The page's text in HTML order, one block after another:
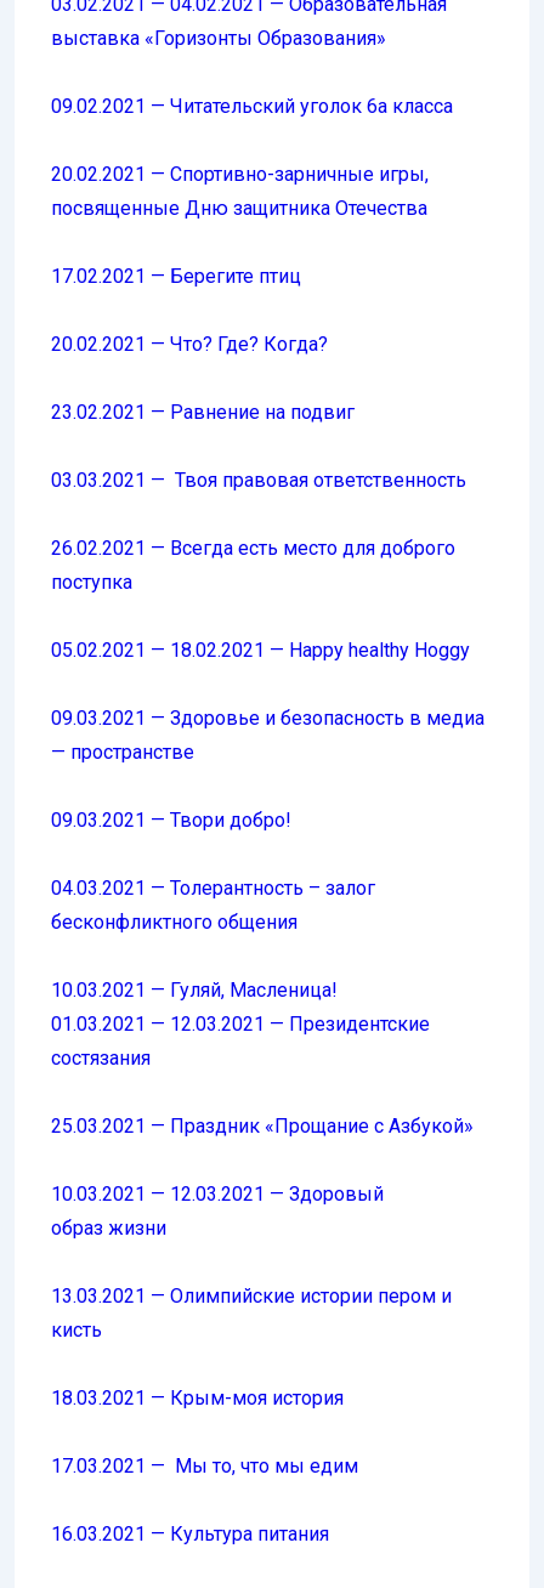
выставка «Горизонты Образования»
09.02.2021 — Читательский уголок 6а класса
20.02.2021 — Спортивно-зарничные игры,
посвященные Дню защитника Отечества
17.02.2021 — Берегите птиц
20.02.2021 — Что? Где? Когда?
23.02.2021 — Равнение на подвиг
03.03.2021 — Твоя правовая ответственность
26.02.2021 — Всегда есть место для доброго
поступка
05.02.2021 — 18.02.2021 — Happy healthy Hoggy
09.03.2021 — Здоровье и безопасность в медиа
— пространстве
09.03.2021 — Твори добро!
04.03.2021 — Толерантность – залог
бесконфликтного общения
10.03.2021 — Гуляй, Масленица!
01.03.2021 — 12.03.2021 — Президентские
состязания
25.03.2021 — Праздник «Прощание с Азбукой»
10.03.2021 — 12.03.2021 — Здоровый
образ жизни
13.03.2021 — Олимпийские истории пером и
кисть
18.03.2021 — Крым-моя история
17.03.2021 — Мы то, что мы едим
16.03.2021 — Культура питания